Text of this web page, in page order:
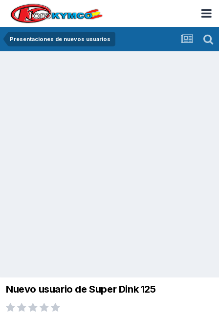
Presentaciones de nuevos usuarios
Nuevo usuario de Super Dink 125